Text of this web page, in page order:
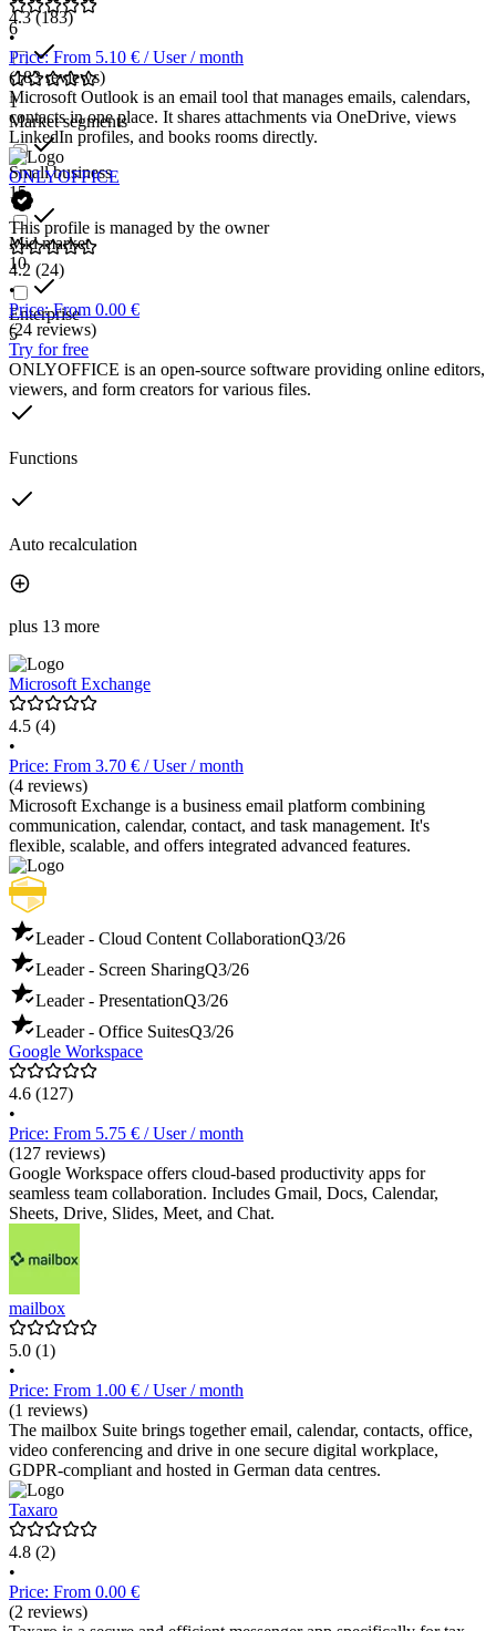
6
1
Market segments
Small business
15
Mid market
10
Enterprise
5
4.3(183)
•
Price: From 5.10 € / User / month
(183 reviews)
Microsoft Outlook is an email tool that manages emails, calendars,
contacts in one place. It shares attachments via OneDrive, views
LinkedIn profiles, and books rooms directly.
ONLYOFFICE
This profile is managed by the owner
4.2 (24)
•
Price: From 0.00 €
(24 reviews)
Try for free
ONLYOFFICE is an open-source software providing online editors,
viewers, and form creators for various files.
Functions
Auto recalculation
plus 13 more
Microsoft Exchange
4.5 (4)
•
Price: From 3.70 € / User / month
(4 reviews)
Microsoft Exchange is a business email platform combining
communication, calendar, contact, and task management. It's
flexible, scalable, and offers integrated advanced features.
Leader - Cloud Content CollaborationQ3/26
Leader - Screen SharingQ3/26
Leader - PresentationQ3/26
Leader - Office SuitesQ3/26
Google Workspace
4.6 (127)
•
Price: From 5.75 € / User / month
(127 reviews)
Google Workspace offers cloud-based productivity apps for
seamless team collaboration. Includes Gmail, Docs, Calendar,
Sheets, Drive, Slides, Meet, and Chat.
mailbox
5.0 (1)
•
Price: From 1.00 € / User / month
(1 reviews)
The mailbox Suite brings together email, calendar, contacts, office,
video conferencing and drive in one secure digital workplace,
GDPR-compliant and hosted in German data centres.
Taxaro
4.8 (2)
•
Price: From 0.00 €
(2 reviews)